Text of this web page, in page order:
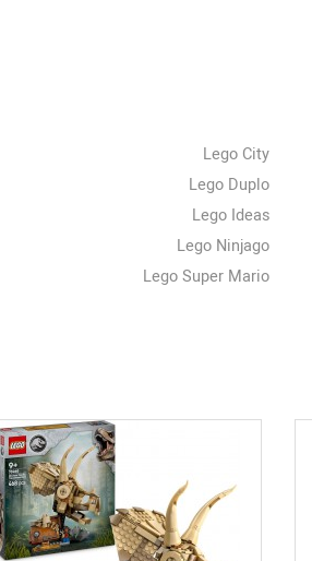
Lego City
Lego Duplo
Lego Ideas
Lego Ninjago
Lego Super Mario